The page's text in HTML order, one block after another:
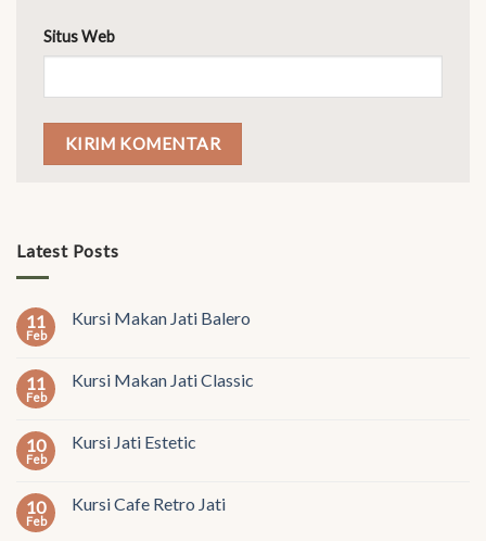
Situs Web
Latest Posts
11
Feb
Kursi Makan Jati Balero
11
Feb
Kursi Makan Jati Classic
10
Feb
Kursi Jati Estetic
10
Feb
Kursi Cafe Retro Jati